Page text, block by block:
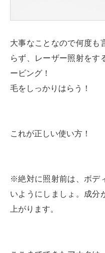
大事なことなので何度も
らず、レーザー照射をす
ービング！
毛をしっかりはらう！
これが正しい使い方！
※絶対に照射前は、ボデ
いようにしましょ。成分
上がります。